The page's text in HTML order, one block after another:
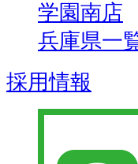
学園南店
兵庫県一
採用情報